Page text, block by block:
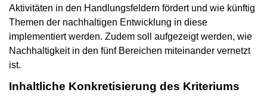
Aktivitäten in den Handlungsfeldern fördert und wie künftig
Themen der nachhaltigen Entwicklung in diese
implementiert werden. Zudem soll aufgezeigt werden, wie
Nachhaltigkeit in den fünf Bereichen miteinander vernetzt
ist.
Inhaltliche Konkretisierung des Kriteriums